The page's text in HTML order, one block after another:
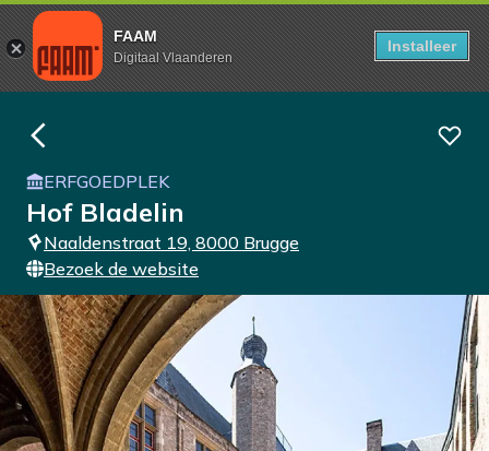
FAAM
Digitaal Vlaanderen
Installeer
ERFGOEDPLEK
Hof Bladelin
Naaldenstraat 19, 8000 Brugge
Bezoek de website